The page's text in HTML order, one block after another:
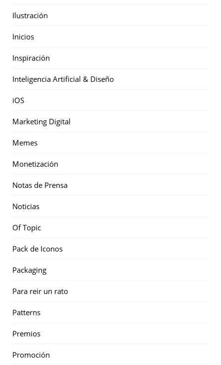
Ilustración
Inicios
Inspiración
Inteligencia Artificial & Diseño
iOS
Marketing Digital
Memes
Monetización
Notas de Prensa
Noticias
Of Topic
Pack de Iconos
Packaging
Para reir un rato
Patterns
Premios
Promoción